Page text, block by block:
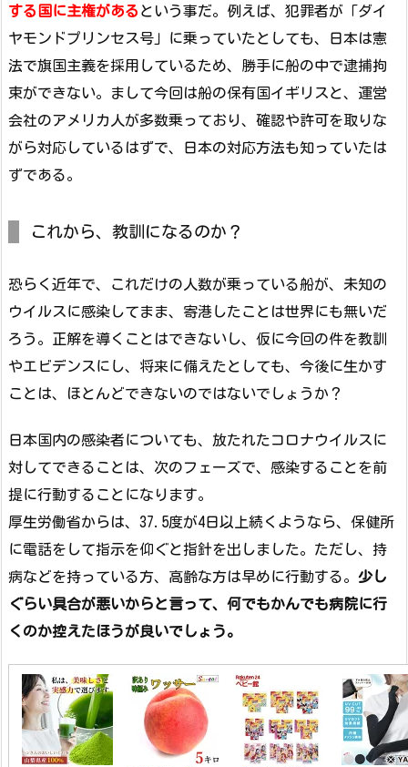
する国に主権がある という事だ。例えば、犯罪者が「ダイ
ヤモンドプリンセス号」に乗っていたとしても、日本は憲
法で旗国主義を採用しているため、勝手に船の中で逮捕拘
束ができない。まして今回は船の保有国イギリスと、運営
会社のアメリカ人が多数乗っており、確認や許可を取りな
がら対応しているはずで、日本の対応方法も知っていたは
ずである。
これから、教訓になるのか？
恐らく近年で、これだけの人数が乗っている船が、未知の
ウイルスに感染してまま、寄港したことは世界にも無いだ
ろう。正解を導くことはできないし、仮に今回の件を教訓
やエビデンスにし、将来に備えたとしても、今後に生かす
ことは、ほとんどできないのではないでしょうか？
日本国内の感染者についても、放たれたコロナウイルスに
対してできることは、次のフェーズで、感染することを前
提に行動することになります。
厚生労働省からは、37.5度が4日以上続くようなら、保健所
に電話をして指示を仰ぐと指針を出しました。ただし、持
病などを持っている方、高齢な方は早めに行動する。 少し
ぐらい具合が悪いからと言って、何でもかんでも病院に行
くのか控えたほうが良いでしょう。